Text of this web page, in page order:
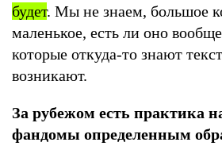
будет. Мы не знаем, большое
маленькое, есть ли оно
которые откуда-то знают
возникают.
За рубежом есть практика
фандомы определенным